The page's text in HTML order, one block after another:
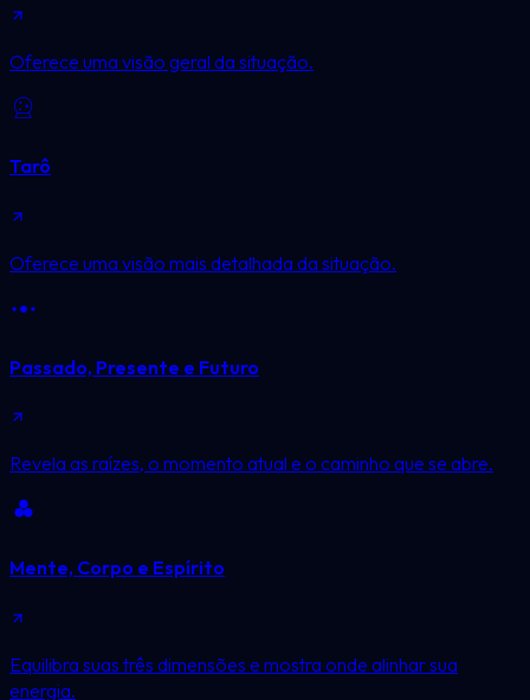
Oferece uma visão geral da situação.
Tarô
Oferece uma visão mais detalhada da situação.
Passado, Presente e Futuro
Revela as raízes, o momento atual e o caminho que se abre.
Mente, Corpo e Espírito
Equilibra suas três dimensões e mostra onde alinhar sua
energia.